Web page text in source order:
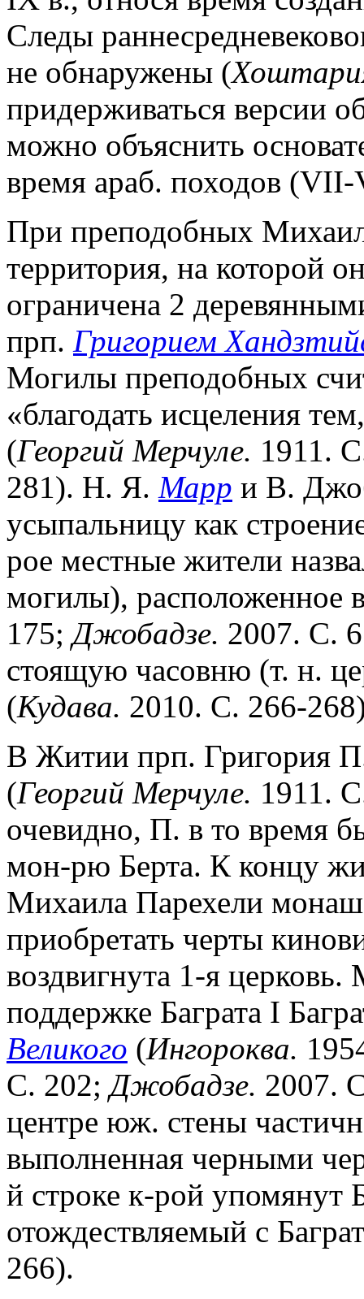
Следы
не обнаружены (
придерживаться версии
можно объяснить
время араб. походов
При преподобных
территория, на которой
ограничена 2
прп. Григорием
Могилы преподобных
«благодать исцеления
(Георгий Мерчуле. 1911.
281). Н. Я. Марр и В.
усыпальницу как
рое местные жители
могилы), расположенное
175;Джобадзе. 2007. С.
стоящую часовню (т. н.
(Кудава. 2010. С. 266-
В Житии прп. Григория П.
(Георгий Мерчуле. 1911.
очевидно, П. в то время
мон-рю Берта. К концу
Михаила Парехели
приобретать черты
воздвигнута 1-я
поддержке Баграта I
Великого (Ингороква.
С. 202;Джобадзе. 2007.
центре юж. стены
выполненная черными
й строке к-рой упомянут
отождествляемый с
266).